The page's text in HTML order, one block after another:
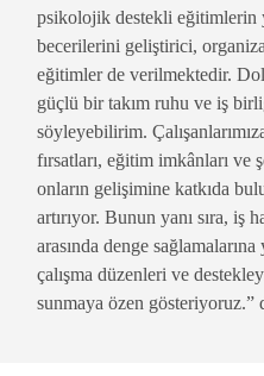
psikolojik destekli eğitimlerin
becerilerini geliştirici,
eğitimler de verilmektedir.
güçlü bir takım ruhu ve iş
söyleyebilirim.
fırsatları, eğitim imkânları ve
onların gelişimine katkıda
artırıyor. Bunun yanı sıra, iş
arasında denge
çalışma düzenleri ve
sunmaya özen gösteriyoruz.”